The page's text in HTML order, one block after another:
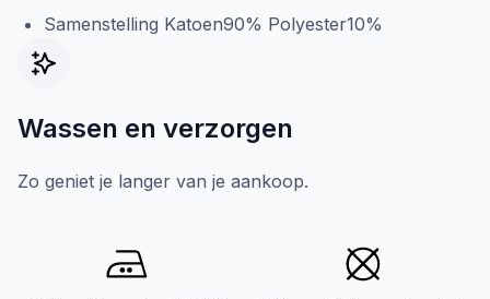
Samenstelling Katoen90% Polyester10%
Wassen en verzorgen
Zo geniet je langer van je aankoop.